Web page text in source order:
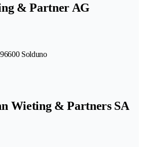
& Partner AG
6600 Solduno
Wieting & Partners SA